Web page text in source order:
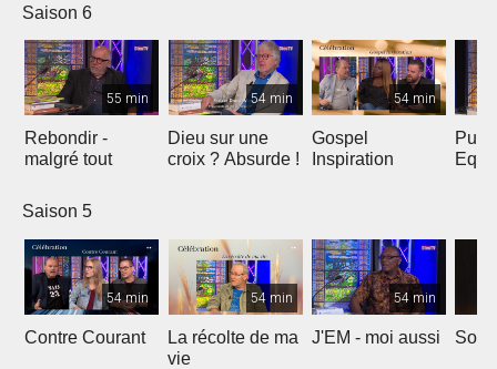
Saison 6
55 min
Rebondir -
malgré tout
54 min
Dieu sur une
croix ? Absurde !
54 min
Gospel
Inspiration
Saison 5
54 min
Contre Courant
54 min
La récolte de ma
vie
54 min
J'EM - moi aussi